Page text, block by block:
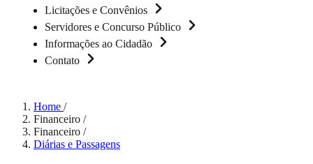
Licitações e Convênios
Servidores e Concurso Público
Informações ao Cidadão
Contato
Home /
Financeiro /
Financeiro /
Diárias e Passagens